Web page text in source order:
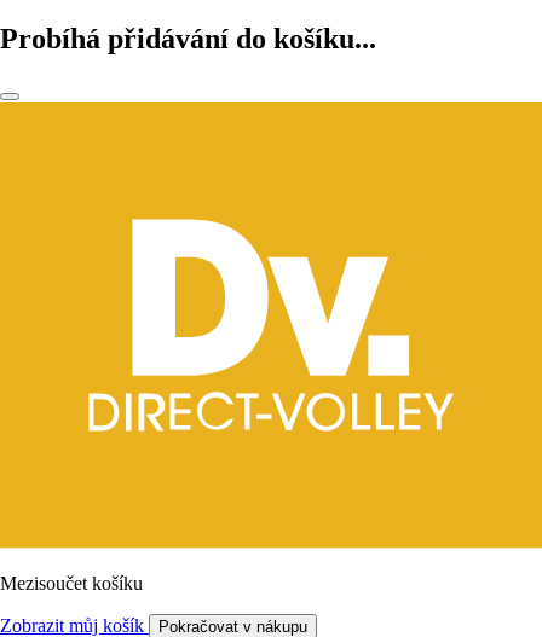
Probíhá přidávání do košíku...
Mezisoučet košíku
Zobrazit můj košík Pokračovat v nákupu